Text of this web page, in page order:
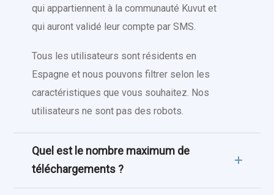
qui appartiennent à la communauté Kuvut et
qui auront validé leur compte par SMS.
Tous les utilisateurs sont résidents en
Espagne et nous pouvons filtrer selon les
caractéristiques que vous souhaitez. Nos
utilisateurs ne sont pas des robots.
Quel est le nombre maximum de
téléchargements ?